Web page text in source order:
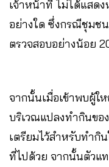
เจ้าหน้าที่ ไม่ได้แสดง
อย่างใด ซึ่งกรณีชุม
ตรวจสอบอย่างน้อย
จากนั้นเมื่อเข้าพบผู้ใ
บริเวณแปลงทำกินขอ
เตรียมไว้สำหรับทำ
ที่ไปด้วย จากนั้นตัวแ